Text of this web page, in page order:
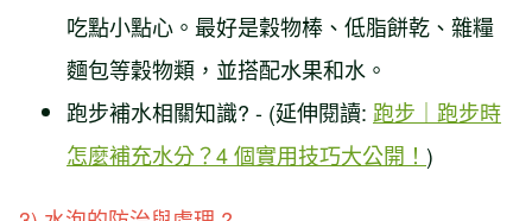
吃點小點心。最好是穀物棒、低脂餅乾、雜糧
麵包等穀物類，並搭配水果和水。
跑步補水相關知識? - (延伸閱讀: 跑步｜跑步時
怎麼補充水分？4 個實用技巧大公開！ )